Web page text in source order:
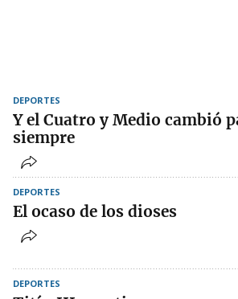
DEPORTES
Y el Cuatro y Medio cambió
siempre
DEPORTES
El ocaso de los dioses
DEPORTES